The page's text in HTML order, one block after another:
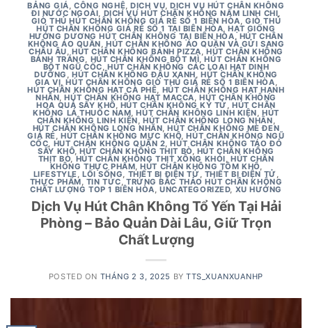
BẢNG GIÁ,CÔNG NGHỆ,DỊCH VỤ,DỊCH VỤ HÚT CHÂN KHÔNG
ĐI NƯỚC NGOÀI, DỊCH VỤ HÚT CHÂN KHÔNG NẤM LINH CHI,
GIÒ THỦ HÚT CHÂN KHÔNG GIÁ RẺ SỐ 1 BIÊN HÒA,GIÒ THỦ
HÚT CHÂN KHÔNG GIÁ RẺ SỐ 1 TẠI BIÊN HÒA,HẠT GIỐNG
HƯỚNG DƯƠNG HÚT CHÂN KHÔNG TẠI BIÊN HÒA, HÚT CHÂN
KHÔNG ÁO QUẦN,HÚT CHÂN KHÔNG ÁO QUẦN VÀ GỬI SANG
CHÂU ÂU,HÚT CHÂN KHÔNG BÁNH PIZZA,HÚT CHÂN KHÔNG
BÁNH TRÁNG, HÚT CHÂN KHÔNG BỘT MÌ,HÚT CHÂN KHÔNG
BỘT NGŨ CỐC,HÚT CHÂN KHÔNG CÁC LOẠI HẠT DINH
DƯỠNG ,HÚT CHÂN KHÔNG ĐẬU XANH,HÚT CHÂN KHÔNG
GIA VỊ,HÚT CHÂN KHÔNG GIÒ THỦ GIÁ RẺ SỐ 1 BIÊN HÒA,
HÚT CHÂN KHÔNG HẠT CÀ PHÊ, HÚT CHÂN KHÔNG HẠT HẠNH
NHÂN,HÚT CHÂN KHÔNG HẠT MACCA,HÚT CHÂN KHÔNG
HOA QUẢ SẤY KHÔ, HÚT CHÂN KHÔNG KỶ TỬ ,HÚT CHÂN
KHÔNG LÁ THUỐC NAM,HÚT CHÂN KHÔNG LINH KIỆN,HÚT
CHÂN KHÔNG LINH KIỆN,HÚT CHÂN KHÔNG LONG NHÃN,
HÚT CHÂN KHÔNG LONG NHÃN,HÚT CHÂN KHÔNG MÈ ĐEN
GIÁ RẺ, HÚT CHÂN KHÔNG MỰC KHÔ,HÚT CHÂN KHÔNG NGŨ
CỐC, HUT CHÂN KHÔNG QUẬN 2,HÚT CHÂN KHÔNG TÁO ĐỎ
SẤY KHÔ,HÚT CHÂN KHÔNG THỊT BÒ, HÚT CHÂN KHÔNG
THỊT BÒ, HÚT CHÂN KHÔNG THỊT XÔNG KHÓI, HÚT CHÂN
KHÔNG THỰC PHẨM,HÚT CHÂN KHÔNG TÔM KHÔ,
LIFESTYLE, LỐI SỐNG, THIẾT BỊ ĐIỆN TỬ , THIẾT BỊ ĐIỆN TỬ ,
THỰC PHẨM, TIN TỨC, TRỨNG BẮC THẢO HÚT CHÂN KHÔNG
CHẤT LƯỢNG TOP 1 BIÊN HÒA,UNCATEGORIZED, XU HƯỚNG
Dịch Vụ Hút Chân Không Tổ Yến Tại Hải
Phòng – Bảo Quản Dài Lâu, Giữ Trọn
Chất Lượng
POSTED ON THÁNG 2 3, 2025 BYTTS_XUANXUANHP